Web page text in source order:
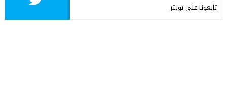
تابعونا على تويتر